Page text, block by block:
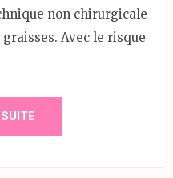
non chirurgicale
Avec le risque